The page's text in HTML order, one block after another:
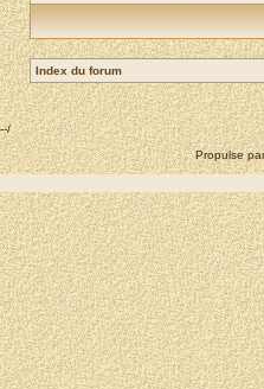
Index du forum
--/
Propulse